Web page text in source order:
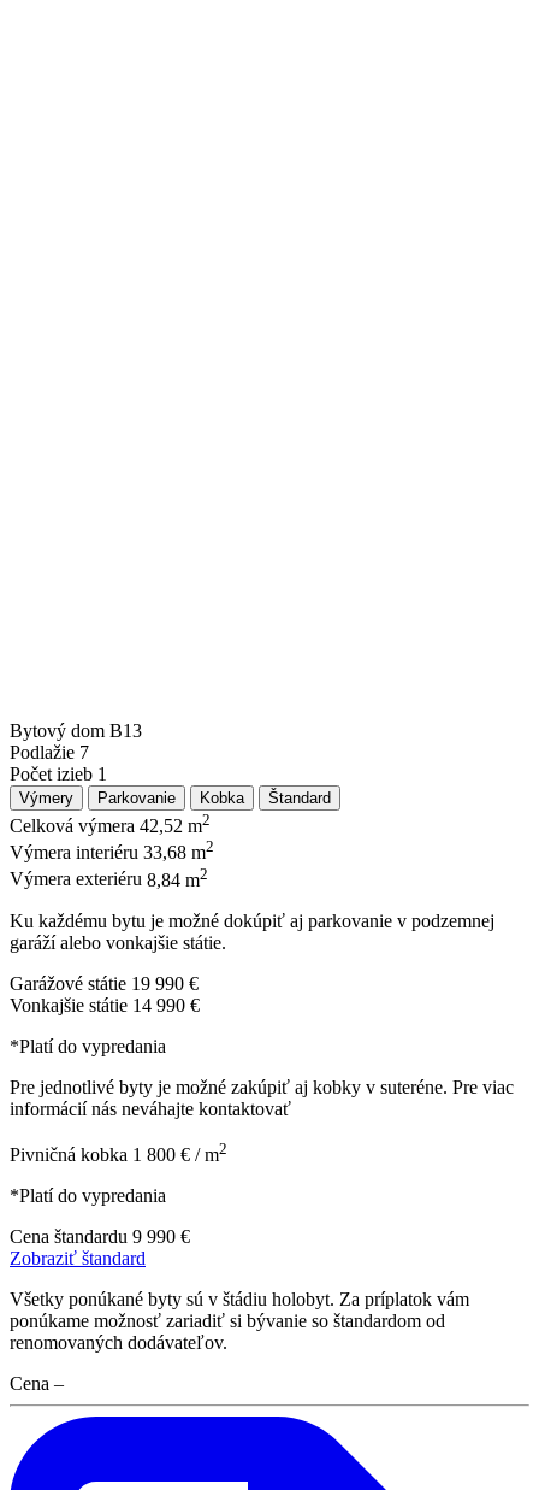
Bytový dom B13
Podlažie 7
Počet izieb 1
Výmery Parkovanie Kobka Štandard
Celková výmera 42,52 m2
Výmera interiéru 33,68 m2
Výmera exteriéru 8,84 m2
Ku každému bytu je možné dokúpiť aj parkovanie v podzemnej
garáží alebo vonkajšie státie.
Garážové státie 19 990 €
Vonkajšie státie 14 990 €
*Platí do vypredania
Pre jednotlivé byty je možné zakúpiť aj kobky v suteréne. Pre viac
informácií nás neváhajte kontaktovať
Pivničná kobka 1 800 € / m2
*Platí do vypredania
Cena štandardu 9 990 €
Zobraziť štandard
Všetky ponúkané byty sú v štádiu holobyt. Za príplatok vám
ponúkame možnosť zariadiť si bývanie so štandardom od
renomovaných dodávateľov.
Cena –